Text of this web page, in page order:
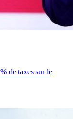
de taxes sur le